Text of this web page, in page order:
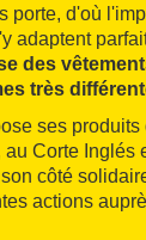
porte, d'où
adaptent
des
très
ses
Corte Inglés
côté
actions